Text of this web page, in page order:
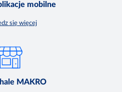
mobilne
się więcej
MAKRO